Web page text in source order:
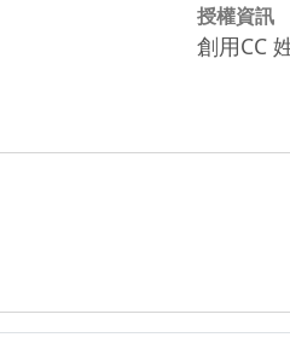
授權資訊
創用CC